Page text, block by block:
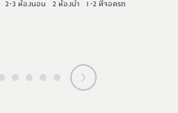
2-3 ห้องนอน 2 ห้องน้ำ 1-2 ที่จอดรถ